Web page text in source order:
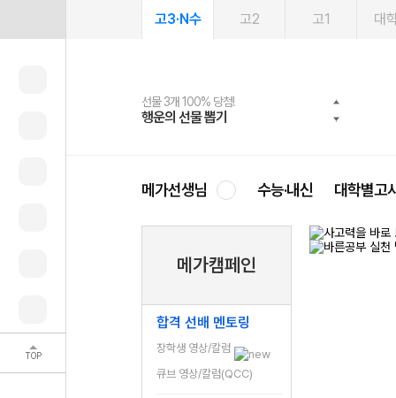
TOP
고3·N수 고2 고1 대
선물 3개 100% 당첨!
행운의 선물 뽑기
선물 100% 증정!
메가스터디 X 올리브
여름방학 스터디 캐시백
메가런 썸머스쿨
2027 러셀 단과
강사 공개선발
스마트러닝앱
설문 EVENT
메가패스
3일 무료 체험권
메가패스 수강생 무료혜택!
메가클럽 멤버십
사회공헌 캠페인
희망이룸 메가나눔
메가선생님 수능·내신 대학별고
메가캠페인
합격 선배 멘토링
장학생 영상/칼럼
큐브 영상/칼럼(QCC)